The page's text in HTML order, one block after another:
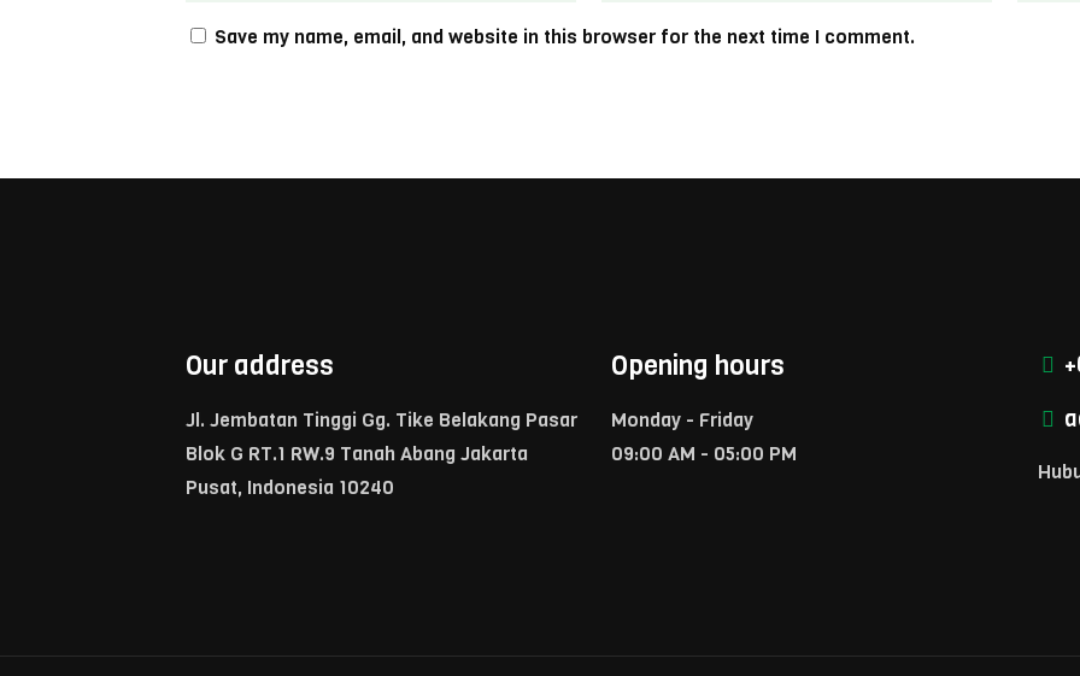
Save my name, email, and website in this browser for the next time I comment.
Our address
Jl. Jembatan Tinggi Gg. Tike Belakang Pasar
Blok G RT.1 RW.9 Tanah Abang Jakarta
Pusat, Indonesia 10240
Opening hours
Monday - Friday
09:00 AM - 05:00 PM